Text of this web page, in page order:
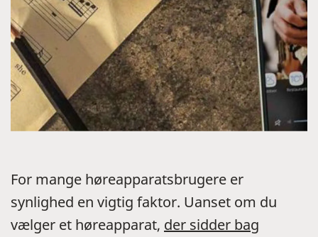
For mange høreapparatsbrugere er
synlighed en vigtig faktor. Uanset om du
vælger et høreapparat, der sidder bag